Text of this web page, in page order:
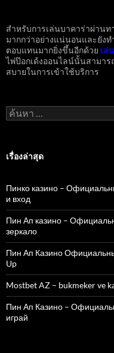
สำหรับการเล่นบาคาร่าผ่าน
มากกว่าอย่างแน่นอนและยัง
ตอบแทนมากยิ่งขึ้นอีกด้วย เล่
ไพ่ป๊อกเด้งออนไลน์นั้นสามาร
สบายในการเข้าใช้บริการ
ค้นหา
สำหรับ:
เรื่องล่าสุด
Пинко казино –
и вход
Пин Ап казино –
зеркало
Пин Ап Казино
Up
Mostbet AZ – bukmeker ve
Пин Ап Казино –
играй